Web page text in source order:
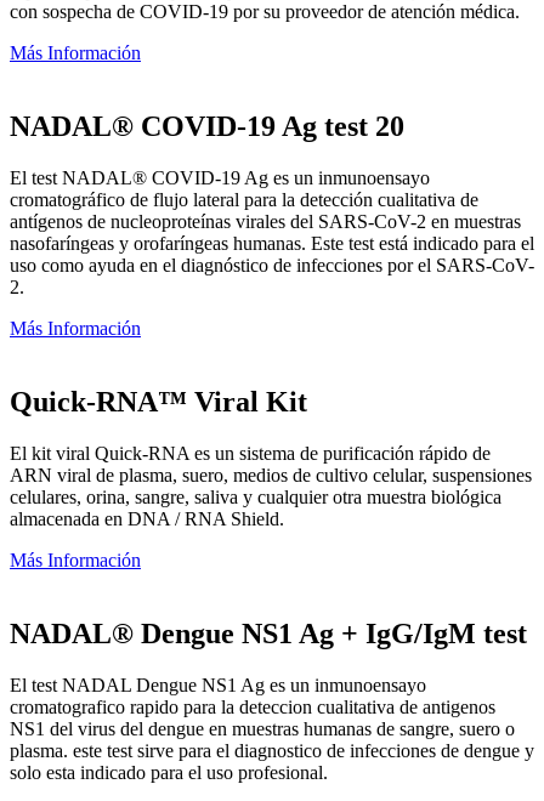
con sospecha de COVID-19 por su proveedor de atención médica.
Más Información
NADAL® COVID-19 Ag test 20
El test NADAL® COVID-19 Ag es un inmunoensayo
cromatográfico de flujo lateral para la detección cualitativa de
antígenos de nucleoproteínas virales del SARS-CoV-2 en muestras
nasofaríngeas y orofaríngeas humanas. Este test está indicado para el
uso como ayuda en el diagnóstico de infecciones por el SARS-CoV-
2.
Más Información
Quick-RNA™ Viral Kit
El kit viral Quick-RNA es un sistema de purificación rápido de
ARN viral de plasma, suero, medios de cultivo celular, suspensiones
celulares, orina, sangre, saliva y cualquier otra muestra biológica
almacenada en DNA / RNA Shield.
Más Información
NADAL® Dengue NS1 Ag + IgG/IgM test
El test NADAL Dengue NS1 Ag es un inmunoensayo
cromatografico rapido para la deteccion cualitativa de antigenos
NS1 del virus del dengue en muestras humanas de sangre, suero o
plasma. este test sirve para el diagnostico de infecciones de dengue y
solo esta indicado para el uso profesional.